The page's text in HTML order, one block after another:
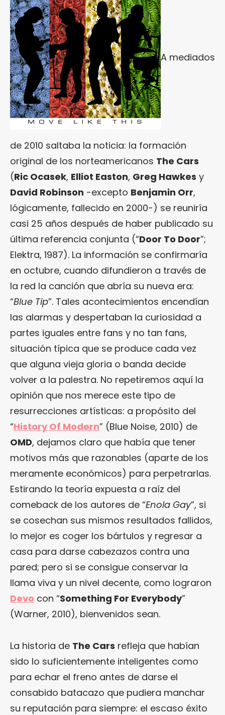
A mediados
de 2010 saltaba la noticia: la formación
original de los norteamericanos The Cars
(Ric Ocasek, Elliot Easton, Greg Hawkes y
David Robinson -excepto Benjamin Orr,
lógicamente, fallecido en 2000-) se reuniría
casi 25 años después de haber publicado su
última referencia conjunta (“Door To Door”;
Elektra, 1987). La información se confirmaría
en octubre, cuando difundieron a través de
la red la canción que abría su nueva era:
“Blue Tip”. Tales acontecimientos encendían
las alarmas y despertaban la curiosidad a
partes iguales entre fans y no tan fans,
situación típica que se produce cada vez
que alguna vieja gloria o banda decide
volver a la palestra. No repetiremos aquí la
opinión que nos merece este tipo de
resurrecciones artísticas: a propósito del
“History Of Modern” (Blue Noise, 2010) de
OMD, dejamos claro que había que tener
motivos más que razonables (aparte de los
meramente económicos) para perpetrarlas.
Estirando la teoría expuesta a raíz del
comeback de los autores de “Enola Gay”, si
se cosechan sus mismos resultados fallidos,
lo mejor es coger los bártulos y regresar a
casa para darse cabezazos contra una
pared; pero si se consigue conservar la
llama viva y un nivel decente, como lograron
Devo con “Something For Everybody”
(Warner, 2010), bienvenidos sean.
La historia de The Cars refleja que habían
sido lo suficientemente inteligentes como
para echar el freno antes de darse el
consabido batacazo que pudiera manchar
su reputación para siempre: el escaso éxito